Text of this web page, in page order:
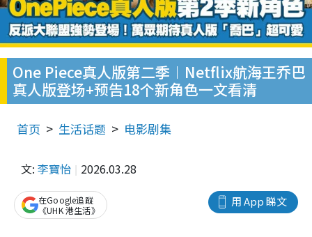
One Piece真人版第二季︱Netflix航海王乔巴
真人版登场+预告18个新角色一文看清
首页 生活话题 电影剧集
文: 李寶怡 2026.03.28
用 App 睇文
在Google追蹤
《UHK 港生活》